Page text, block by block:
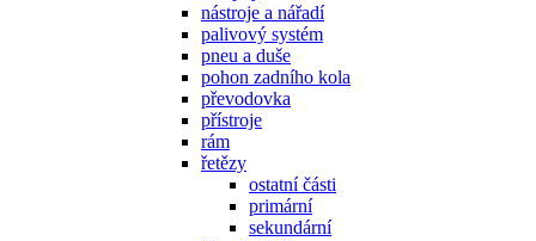
nástroje a nářadí
palivový systém
pneu a duše
pohon zadního kola
převodovka
přístroje
rám
řetězy
ostatní části
primární
sekundární